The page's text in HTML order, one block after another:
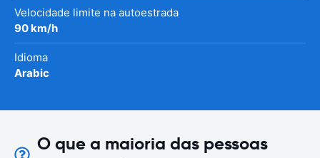
Velocidade limite na autoestrada
90 km/h
Idioma
Arabic
O que a maioria das pessoas